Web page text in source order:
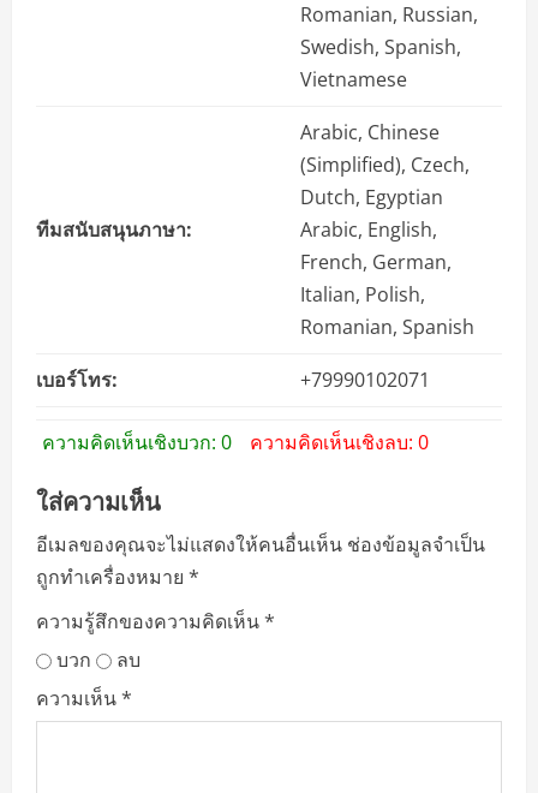
Romanian, Russian,
Swedish, Spanish,
Vietnamese
ทีมสนับสนุนภาษา:
Arabic, Chinese
(Simplified), Czech,
Dutch, Egyptian
Arabic, English,
French, German,
Italian, Polish,
Romanian, Spanish
เบอร์โทร:
+79990102071
ความคิดเห็นเชิงบวก: 0 ความคิดเห็นเชิงลบ: 0
ใส่ความเห็น
อีเมลของคุณจะไม่แสดงให้คนอื่นเห็น ช่องข้อมูลจำเป็น
ถูกทำเครื่องหมาย *
ความรู้สึกของความคิดเห็น*
บวก
ลบ
ความเห็น*